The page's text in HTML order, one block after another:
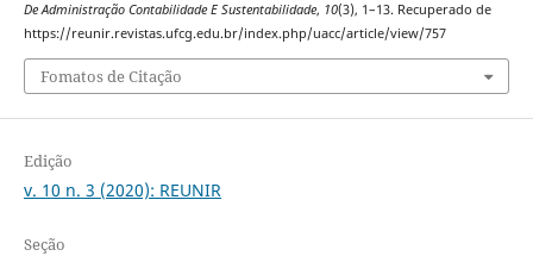
De Administração Contabilidade E Sustentabilidade, 10(3), 1–13. Recuperado de
https://reunir.revistas.ufcg.edu.br/index.php/uacc/article/view/757
Fomatos de Citação
Edição
v. 10 n. 3 (2020): REUNIR
Seção